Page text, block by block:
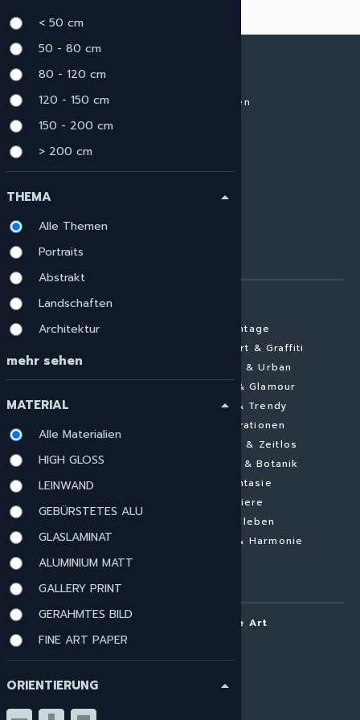
< 50 cm
50 - 80 cm
80 - 120 cm
120 - 150 cm
150 - 200 cm
> 200 cm
THEMA arrow_drop_up
Alle Themen
Portraits
Abstrakt
Landschaften
Architektur
mehr sehen
MATERIAL arrow_drop_up
Alle Materialien
HIGH GLOSS
LEINWAND
GEBÜRSTETES ALU
GLASLAMINAT
ALUMINIUM MATT
GALLERY PRINT
GERAHMTES BILD
FINE ART PAPER
ORIENTIERUNG arrow_drop_up
Alle Materialien ansehen
ALUMINIUM MATT
Alle Themen ansehen
Luftaufnahmen
Konzeptionell
Akt
Zeitgenössische
Vintage
Street Art & Graffiti
Städte & Urban
Pomp & Glamour
Neu & Trendy
Inspirationen
Elegant & Zeitlos
Blumen & Botanik
Fantasie
Tiere
Stillleben
Pastell & Harmonie
ARTOUI | Home of Unique Art